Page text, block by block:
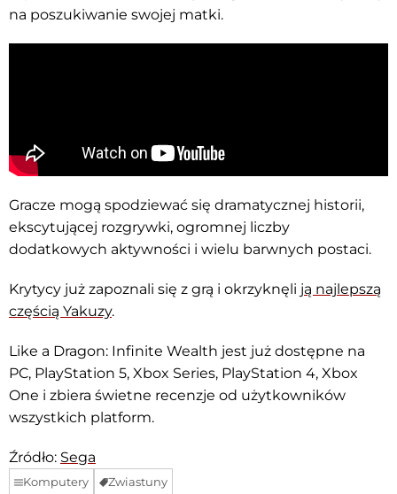
na poszukiwanie swojej matki.
Gracze mogą spodziewać się dramatycznej historii,
ekscytującej rozgrywki, ogromnej liczby
dodatkowych aktywności i wielu barwnych postaci.
Krytycy już zapoznali się z grą i okrzyknęli ją najlepszą
częścią Yakuzy.
Like a Dragon: Infinite Wealth jest już dostępne na
PC, PlayStation 5, Xbox Series, PlayStation 4, Xbox
One i zbiera świetne recenzje od użytkowników
wszystkich platform.
Źródło: Sega
Komputery Zwiastuny